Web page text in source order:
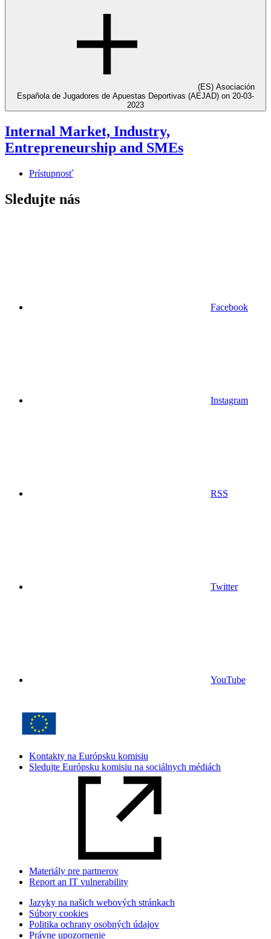
(ES) Asociación
Española de Jugadores de Apuestas Deportivas (AEJAD) on 20-03-
2023
Internal Market, Industry,
Entrepreneurship and SMEs
Prístupnosť
Sledujte nás
Facebook
Instagram
RSS
Twitter
YouTube
Kontakty na Európsku komisiu
Sledujte Európsku komisiu na sociálnych médiách
Materiály pre partnerov
Report an IT vulnerability
Jazyky na našich webových stránkach
Súbory cookies
Politika ochrany osobných údajov
Právne upozornenie